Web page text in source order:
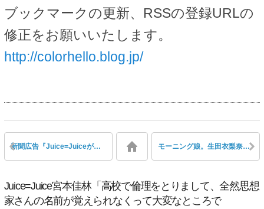
ブックマークの更新、RSSの登録URLの
修正をお願いいたします。
http://colorhello.blog.jp/
新聞広告『Juice=Juiceが、春をもっと春にする。』 モーニング娘。生田衣梨奈の動画『 “握手会イベント”への道 in 秋田』の後編アップを待ち望む多数の声
Juice=Juice宮本佳林「高校で倫理をとりまして、全然思想
家さんの名前が覚えられなくって大変なところで